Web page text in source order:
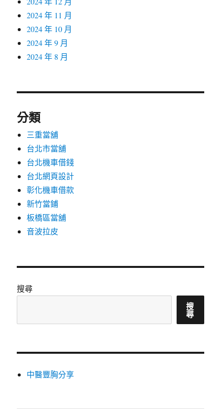
2024 年 11 月
2024 年 10 月
2024 年 9 月
2024 年 8 月
分類
三重當舖
台北市當舖
台北機車借錢
台北網頁設計
彰化機車借款
新竹當鋪
板橋區當舖
音波拉皮
搜尋
搜
尋
中醫豐胸分享